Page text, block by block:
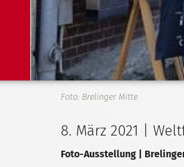
Foto: Brelinger Mitte
8. März 2021 |
Foto-Ausstellung |